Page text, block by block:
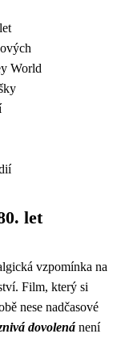
World
let
vzpomínka na
Film, který si
nese nadčasové
dovolená není